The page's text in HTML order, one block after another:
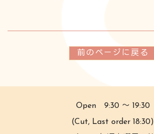
前のページに戻る
Open 9:30 〜 19:30
(Cut, Last order 18:30)